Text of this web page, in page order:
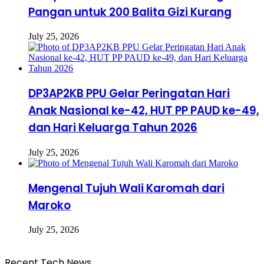
Pangan untuk 200 Balita Gizi Kurang
July 25, 2026
DP3AP2KB PPU Gelar Peringatan Hari
Anak Nasional ke-42, HUT PP PAUD ke-49,
dan Hari Keluarga Tahun 2026
July 25, 2026
Mengenal Tujuh Wali Karomah dari
Maroko
July 25, 2026